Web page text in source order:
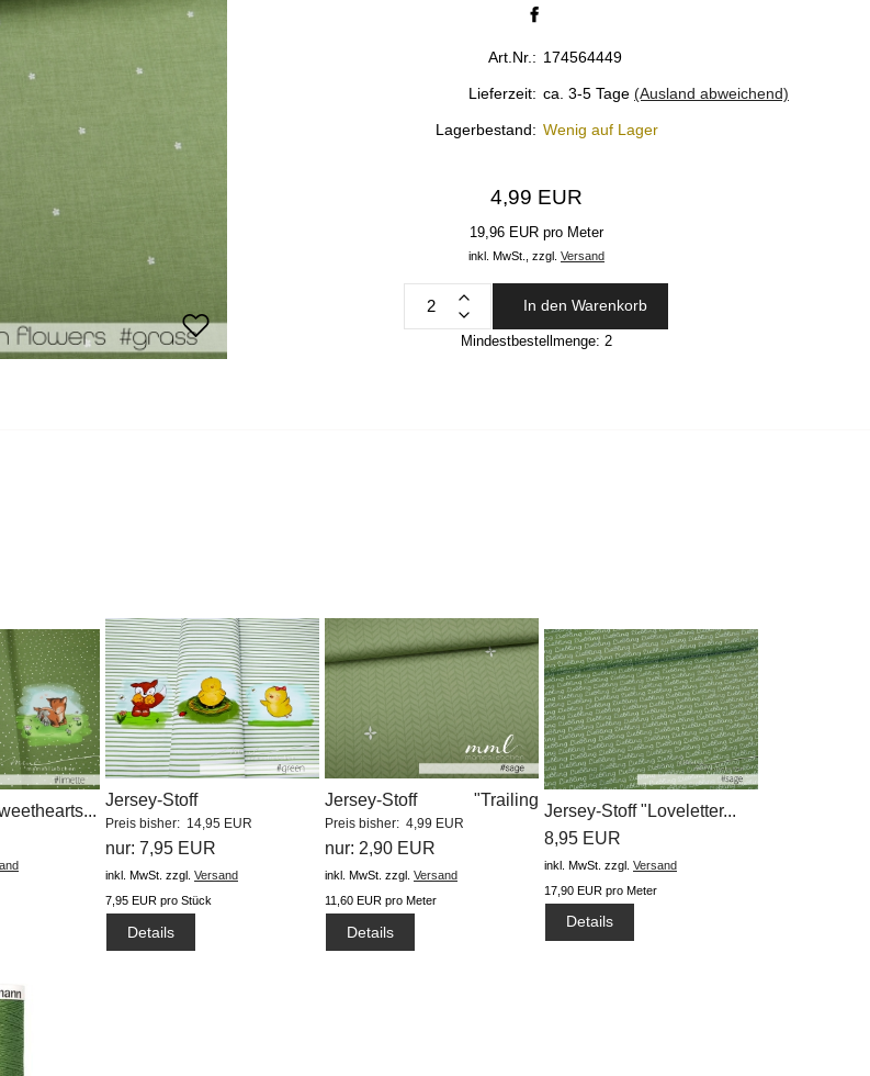
Art.Nr.: 174564449
Lieferzeit: ca. 3-5 Tage (Ausland abweichend)
Lagerbestand: Wenig auf Lager
4,99 EUR
19,96 EUR pro Meter
inkl. MwSt., zzgl. Versand
In den Warenkorb
Mindestbestellmenge: 2
Jersey-Stoff
"lieblingsküken...
Preis bisher: 14,95 EUR
nur: 7,95 EUR
inkl. MwSt. zzgl. Versand
7,95 EUR pro Stück
Details
Jersey-Stoff "Trailing
leaves...
Preis bisher: 4,99 EUR
nur: 2,90 EUR
inkl. MwSt. zzgl. Versand
11,60 EUR pro Meter
Details
Jersey-Stoff "Loveletter...
8,95 EUR
inkl. MwSt. zzgl. Versand
17,90 EUR pro Meter
Details